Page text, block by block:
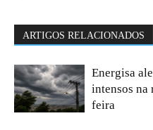
ARTIGOS RELACIONADOS
Energisa
intensos na
feira